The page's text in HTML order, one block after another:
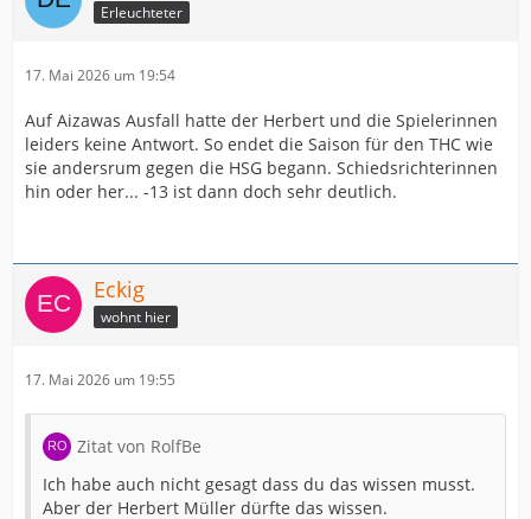
Erleuchteter
17. Mai 2026 um 19:54
Auf Aizawas Ausfall hatte der Herbert und die Spielerinnen
leiders keine Antwort. So endet die Saison für den THC wie
sie andersrum gegen die HSG begann. Schiedsrichterinnen
hin oder her... -13 ist dann doch sehr deutlich.
Eckig
wohnt hier
17. Mai 2026 um 19:55
Zitat von RolfBe
Ich habe auch nicht gesagt dass du das wissen musst.
Aber der Herbert Müller dürfte das wissen.